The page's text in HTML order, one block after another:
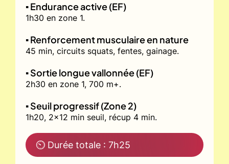
▪️ Endurance active (EF)
1h30 en zone 1.
▪️ Renforcement musculaire en nature
45 min, circuits squats, fentes, gainage.
▪️ Sortie longue vallonnée (EF)
2h30 en zone 1, 700 m+.
▪️ Seuil progressif (Zone 2)
1h20, 2x12 min seuil, récup 4 min.
⏲ Durée totale : 7h25